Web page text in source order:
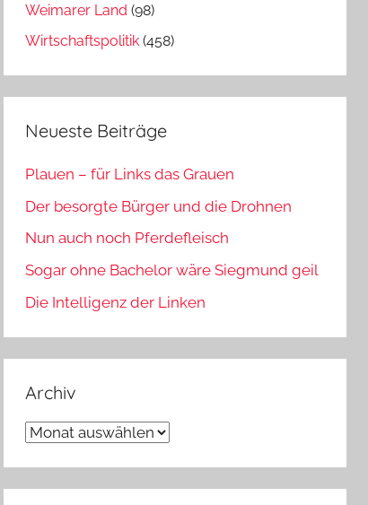
Weimarer Land (98)
Wirtschaftspolitik (458)
Neueste Beiträge
Plauen – für Links das Grauen
Der besorgte Bürger und die Drohnen
Nun auch noch Pferdefleisch
Sogar ohne Bachelor wäre Siegmund geil
Die Intelligenz der Linken
Archiv
Archiv